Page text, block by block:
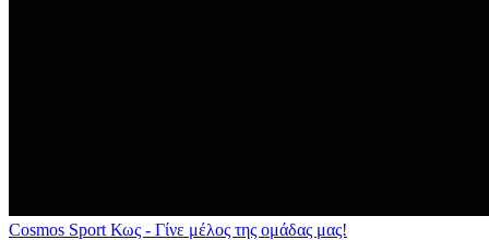
Cosmos Sport Κως - Γίνε μέλος της ομάδας μας!